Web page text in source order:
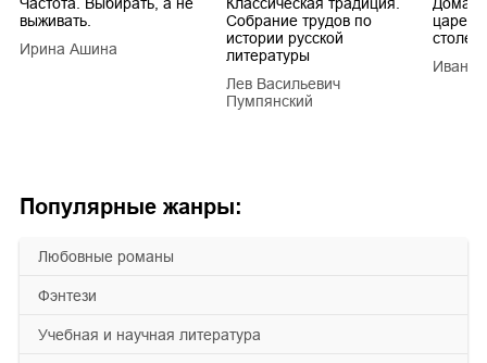
Популярные жанры:
любовные романы
фэнтези
учебная и научная литература
выживать.
Ирина Ашина
Собрание трудов по
истории русской
литературы
Лев Васильевич
Пумпянский
царей
Иван